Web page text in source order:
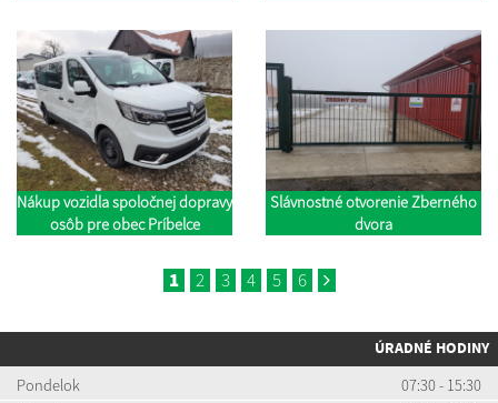
Nákup vozidla spoločnej dopravy
osôb pre obec Príbelce
Slávnostné otvorenie Zberného
dvora
1 2 3 4 5 6
ÚRADNÉ HODINY
Pondelok
07:30 - 15:30